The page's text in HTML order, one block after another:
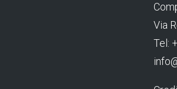
Via
Tel: